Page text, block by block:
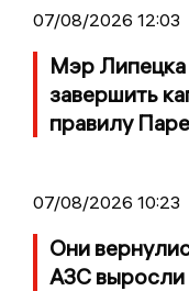
07/08/2026 12:03
Мэр
завершить
правилу
07/08/2026 10:23
Они
АЗС выросли